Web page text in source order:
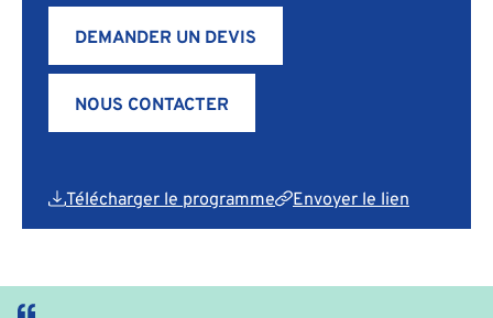
DEMANDER UN DEVIS
NOUS CONTACTER
Télécharger le programme Envoyer le lien